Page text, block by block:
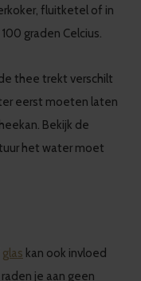
fluitketel of in
graden Celcius.
thee trekt verschilt
eerst moeten laten
Bekijk de
het water moet
glas kan ook invloed
je aan geen